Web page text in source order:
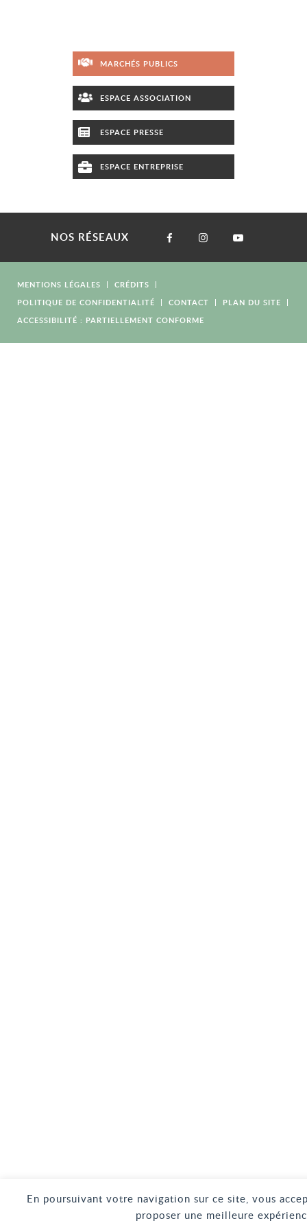
En poursuivant votre navigation sur ce site, vous
proposer une meilleure
MARCHÉS PUBLICS
ESPACE ASSOCIATION
ESPACE PRESSE
ESPACE ENTREPRISE
NOS RÉSEAUX
MENTIONS LÉGALES
CRÉDITS
POLITIQUE DE CONFIDENTIALITÉ
CONTACT
PLAN DU SITE
ACCESSIBILITÉ : PARTIELLEMENT CONFORME